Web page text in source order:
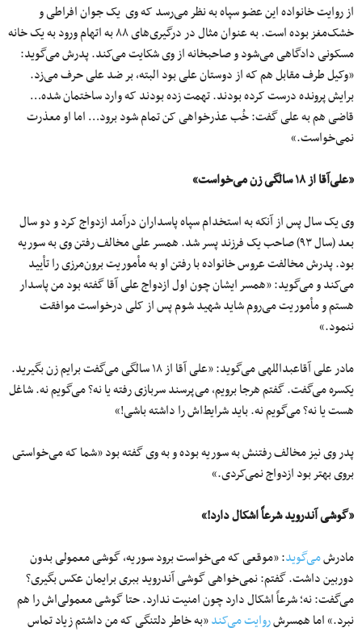
از روایت خانواده این عضو سپاه به نظر می‌رسد که وی یک جوان افراطی و
خشک‌مغز بوده است. به عنوان مثال در درگیری‌های ۸۸ به اتهام ورود به یک خانه
مسکونی دادگاهی می‌شود و صاحبخانه از وی شکایت می‌کند. پدرش می‌گوید:
«وکیل طرف مقابل هم که از دوستان علی بود البته، بر ضد علی حرف می‌زد.
برایش پرونده درست کرده بودند. تهمت زده بودند که وارد ساختمان شده…
قاضی هم به علی گفت: خُب عذرخواهی کن تمام شود برود… اما او معذرت
نمی‌خواست.»
«علی‌آقا از ۱۸ سالگی زن می‌خواست»
وی یک سال پس از آنکه به استخدام سپاه پاسداران درآمد ازدواج کرد و دو سال
بعد (سال ۹۳) صاحب یک فرزند پسر شد. همسر علی مخالف رفتن وی به سوریه
بود. پدرش مخالفت عروس خانواده با رفتن او به مأموریت برون‌مرزی را تأیید
می‌کند و می‌گوید: «همسر ایشان چون اول ازدواج علی آقا گفته بود من پاسدار
هستم و مأموریت می‌روم شاید شهید شوم پس از کلی درخواست موافقت
ننمود.»
مادر علی آقاعبداللهی می‌گوید: «علی آقا از ۱۸ سالگی می‌گفت برایم زن بگیرید.
یکسره می‌گفت. گفتم هرجا برویم، می‌پرسند سربازی رفته یا نه؟ می‌گویم نه. شاغل
هست یا نه؟ می‌گویم نه. باید شرایط‌اش را داشته باشی!»
پدر وی نیز مخالف رفتنش به سوریه بوده و به وی گفته بود «شما که می‌خواستی
بروی بهتر بود ازدواج نمی‌کردی.»
«گوشی آندروید شرعاً اشکال دارد!»
مادرشمی‌گوید: «موقعی که می‌خواست برود سوریه، گوشی معمولی بدون
دوربین داشت. گفتم: نمی‌خواهی گوشی آندروید ببری برایمان عکس بگیری؟
می‌گفت: نه؛ شرعاً اشکال دارد چون امنیت ندارد. حتا گوشی معمولی‌اش را هم
نبرد.» اما همسرشروایت می‌کند«به خاطر دلتنگی که من داشتم زیاد تماس